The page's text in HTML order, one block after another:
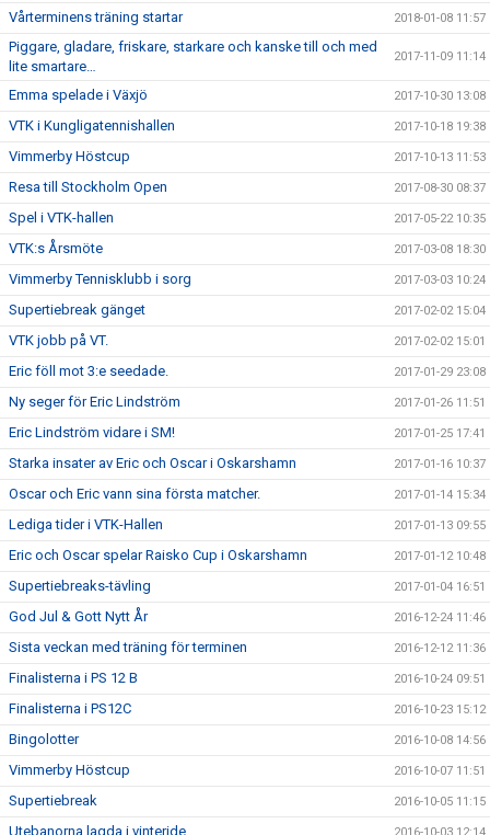
Vårterminens träning startar 2018-01-08 11:57
Piggare, gladare, friskare, starkare och kanske till och med
lite smartare…
2017-11-09 11:14
Emma spelade i Växjö 2017-10-30 13:08
VTK i Kungligatennishallen 2017-10-18 19:38
Vimmerby Höstcup 2017-10-13 11:53
Resa till Stockholm Open 2017-08-30 08:37
Spel i VTK-hallen 2017-05-22 10:35
VTK:s Årsmöte 2017-03-08 18:30
Vimmerby Tennisklubb i sorg 2017-03-03 10:24
Supertiebreak gänget 2017-02-02 15:04
VTK jobb på VT. 2017-02-02 15:01
Eric föll mot 3:e seedade. 2017-01-29 23:08
Ny seger för Eric Lindström 2017-01-26 11:51
Eric Lindström vidare i SM! 2017-01-25 17:41
Starka insater av Eric och Oscar i Oskarshamn 2017-01-16 10:37
Oscar och Eric vann sina första matcher. 2017-01-14 15:34
Lediga tider i VTK-Hallen 2017-01-13 09:55
Eric och Oscar spelar Raisko Cup i Oskarshamn 2017-01-12 10:48
Supertiebreaks-tävling 2017-01-04 16:51
God Jul & Gott Nytt År 2016-12-24 11:46
Sista veckan med träning för terminen 2016-12-12 11:36
Finalisterna i PS 12 B 2016-10-24 09:51
Finalisterna i PS12C 2016-10-23 15:12
Bingolotter 2016-10-08 14:56
Vimmerby Höstcup 2016-10-07 11:51
Supertiebreak 2016-10-05 11:15
Utebanorna lagda i vinteride.